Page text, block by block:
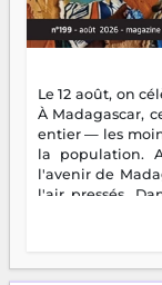
Le 12 août, on
À Madagascar,
entier — les
la population.
l'avenir de
l'air pressés.
plus nombreux
sans filet,
dorment